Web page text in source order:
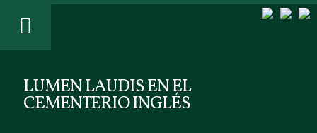
LUMEN LAUDIS EN EL
CEMENTERIO INGLÉS